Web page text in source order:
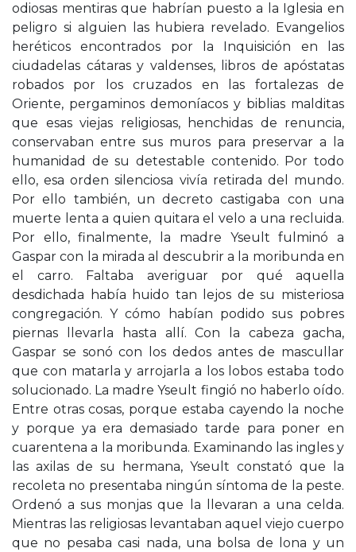
odiosas mentiras que habrían puesto a la Iglesia en
peligro si alguien las hubiera revelado. Evangelios
heréticos encontrados por la Inquisición en las
ciudadelas cátaras y valdenses, libros de apóstatas
robados por los cruzados en las fortalezas de
Oriente, pergaminos demoníacos y biblias malditas
que esas viejas religiosas, henchidas de renuncia,
conservaban entre sus muros para preservar a la
humanidad de su detestable contenido. Por todo
ello, esa orden silenciosa vivía retirada del mundo.
Por ello también, un decreto castigaba con una
muerte lenta a quien quitara el velo a una recluida.
Por ello, finalmente, la madre Yseult fulminó a
Gaspar con la mirada al descubrir a la moribunda en
el carro. Faltaba averiguar por qué aquella
desdichada había huido tan lejos de su misteriosa
congregación. Y cómo habían podido sus pobres
piernas llevarla hasta allí. Con la cabeza gacha,
Gaspar se sonó con los dedos antes de mascullar
que con matarla y arrojarla a los lobos estaba todo
solucionado. La madre Yseult fingió no haberlo oído.
Entre otras cosas, porque estaba cayendo la noche
y porque ya era demasiado tarde para poner en
cuarentena a la moribunda. Examinando las ingles y
las axilas de su hermana, Yseult constató que la
recoleta no presentaba ningún síntoma de la peste.
Ordenó a sus monjas que la llevaran a una celda.
Mientras las religiosas levantaban aquel viejo cuerpo
que no pesaba casi nada, una bolsa de lona y un